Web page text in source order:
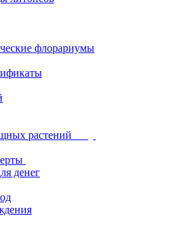
флорариумы
растений
денег